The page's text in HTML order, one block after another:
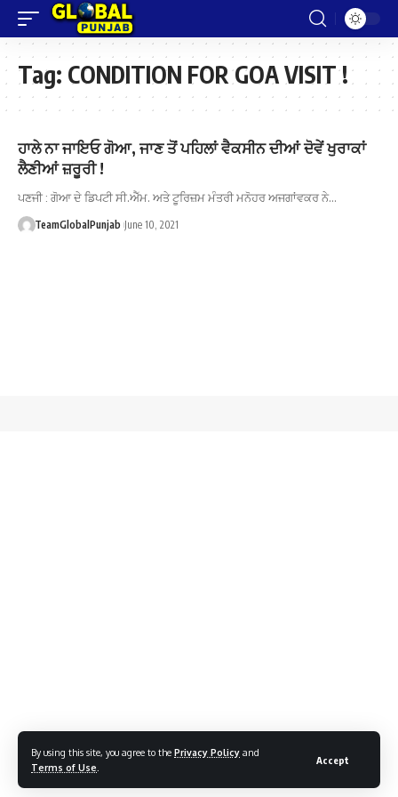
By using this site, you agree to the Privacy Policy and
Terms of Use
Accept
Tag: CONDITION FOR GOA VISIT !
ਹਾਲੇ ਨਾ ਜਾਇਓ ਗੋਆ, ਜਾਣ ਤੋਂ ਪਹਿਲਾਂ ਵੈਕਸੀਨ ਦੀਆਂ ਦੋਵੇਂ ਖੁਰਾਕਾਂ
ਲੈਣੀਆਂ ਜ਼ਰੂਰੀ !
ਪਣਜੀ : ਗੋਆ ਦੇ ਡਿਪਟੀ ਸੀ.ਐੱਮ. ਅਤੇ ਟੂਰਿਜ਼ਮ ਮੰਤਰੀ ਮਨੋਹਰ ਅਜਗਾਂਵਕਰ ਨੇ…
TeamGlobalPunjab June 10, 2021